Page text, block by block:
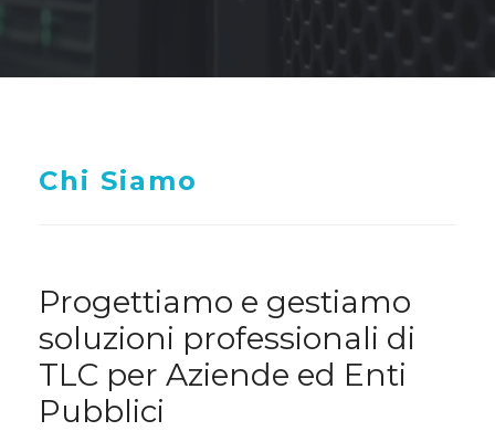
Chi Siamo
Progettiamo e gestiamo
soluzioni professionali di
TLC per Aziende ed Enti
Pubblici